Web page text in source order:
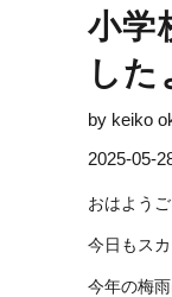
小学
した
by keiko
2025-05-
おはよう
今日もス
今年の梅